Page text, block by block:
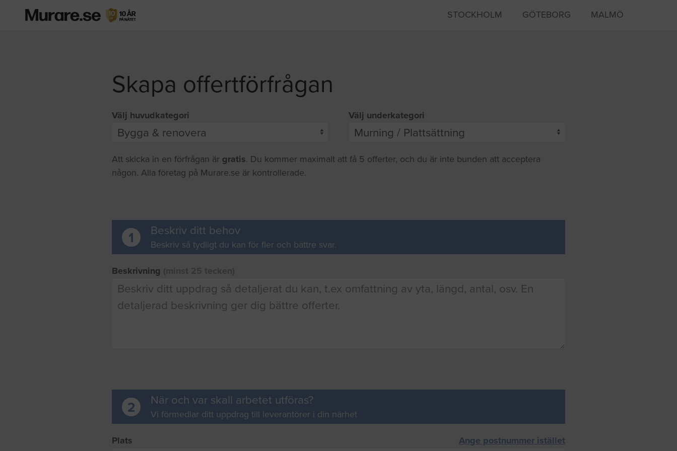
STOCKHOLM GÖTEBORG MALMÖ
Skapa offertförfrågan
Välj huvudkategori Välj underkategori
Att skicka in en förfrågan är gratis. Du kommer maximalt att få 5 offerter, och du är inte bunden att acceptera
någon. Alla företag på Murare.se är kontrollerade.
1 Beskriv ditt behov
Beskriv så tydligt du kan för fler och bättre svar.
Beskrivning
2 När och var skall arbetet utföras?
Vi förmedlar ditt uppdrag till leverantörer i din närhet
Plats Ange postnummer istället